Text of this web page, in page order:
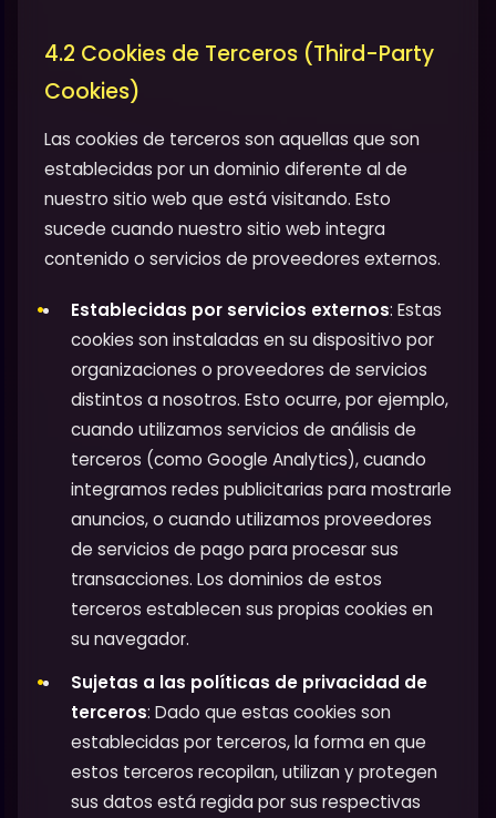
4.2 Cookies de Terceros (Third-Party
Cookies)
Las cookies de terceros son aquellas que son
establecidas por un dominio diferente al de
nuestro sitio web que está visitando. Esto
sucede cuando nuestro sitio web integra
contenido o servicios de proveedores externos.
Establecidas por servicios externos: Estas
cookies son instaladas en su dispositivo por
organizaciones o proveedores de servicios
distintos a nosotros. Esto ocurre, por ejemplo,
cuando utilizamos servicios de análisis de
terceros (como Google Analytics), cuando
integramos redes publicitarias para mostrarle
anuncios, o cuando utilizamos proveedores
de servicios de pago para procesar sus
transacciones. Los dominios de estos
terceros establecen sus propias cookies en
su navegador.
Sujetas a las políticas de privacidad de
terceros: Dado que estas cookies son
establecidas por terceros, la forma en que
estos terceros recopilan, utilizan y protegen
sus datos está regida por sus respectivas